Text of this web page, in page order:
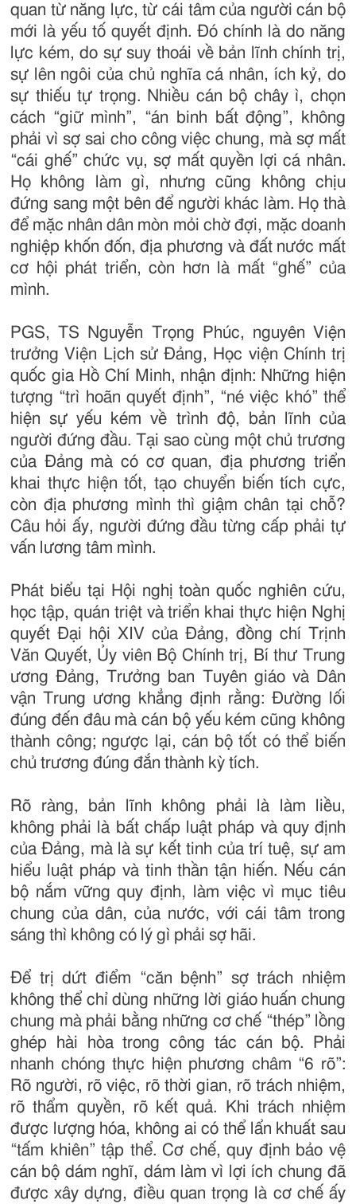
quan từ năng lực, từ cái tâm của người cán bộ
mới là yếu tố quyết định. Đó chính là do năng
lực kém, do sự suy thoái về bản lĩnh chính trị,
sự lên ngôi của chủ nghĩa cá nhân, ích kỷ, do
sự thiếu tự trọng. Nhiều cán bộ chây ì, chọn
cách “giữ mình”, “án binh bất động”, không
phải vì sợ sai cho công việc chung, mà sợ mất
“cái ghế” chức vụ, sợ mất quyền lợi cá nhân.
Họ không làm gì, nhưng cũng không chịu
đứng sang một bên để người khác làm. Họ thà
để mặc nhân dân mòn mỏi chờ đợi, mặc doanh
nghiệp khốn đốn, địa phương và đất nước mất
cơ hội phát triển, còn hơn là mất “ghế” của
mình.
PGS, TS Nguyễn Trọng Phúc, nguyên Viện
trưởng Viện Lịch sử Đảng, Học viện Chính trị
quốc gia Hồ Chí Minh, nhận định: Những hiện
tượng “trì hoãn quyết định”, “né việc khó” thể
hiện sự yếu kém về trình độ, bản lĩnh của
người đứng đầu. Tại sao cùng một chủ trương
của Đảng mà có cơ quan, địa phương triển
khai thực hiện tốt, tạo chuyển biến tích cực,
còn địa phương mình thì giậm chân tại chỗ?
Câu hỏi ấy, người đứng đầu từng cấp phải tự
vấn lương tâm mình.
Phát biểu tại Hội nghị toàn quốc nghiên cứu,
học tập, quán triệt và triển khai thực hiện Nghị
quyết Đại hội XIV của Đảng, đồng chí Trịnh
Văn Quyết, Ủy viên Bộ Chính trị, Bí thư Trung
ương Đảng, Trưởng ban Tuyên giáo và Dân
vận Trung ương khẳng định rằng: Đường lối
đúng đến đâu mà cán bộ yếu kém cũng không
thành công; ngược lại, cán bộ tốt có thể biến
chủ trương đúng đắn thành kỳ tích.
Rõ ràng, bản lĩnh không phải là làm liều,
không phải là bất chấp luật pháp và quy định
của Đảng, mà là sự kết tinh của trí tuệ, sự am
hiểu luật pháp và tinh thần tận hiến. Nếu cán
bộ nắm vững quy định, làm việc vì mục tiêu
chung của dân, của nước, với cái tâm trong
sáng thì không có lý gì phải sợ hãi.
Để trị dứt điểm “căn bệnh” sợ trách nhiệm
không thể chỉ dùng những lời giáo huấn chung
chung mà phải bằng những cơ chế “thép” lồng
ghép hài hòa trong công tác cán bộ. Phải
nhanh chóng thực hiện phương châm “6 rõ”:
Rõ người, rõ việc, rõ thời gian, rõ trách nhiệm,
rõ thẩm quyền, rõ kết quả. Khi trách nhiệm
được lượng hóa, không ai có thể lẩn khuất sau
“tấm khiên” tập thể. Cơ chế, quy định bảo vệ
cán bộ dám nghĩ, dám làm vì lợi ích chung đã
được xây dựng, điều quan trọng là cơ chế ấy